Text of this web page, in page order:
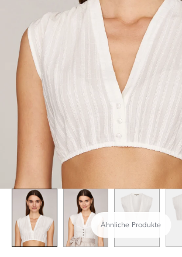
Ähnliche Produkte